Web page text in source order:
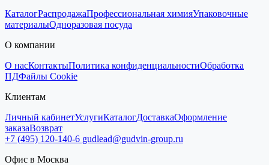
КаталогРаспродажаПрофессиональная химияУпаковочные
материалыОдноразовая посуда
О компании
О насКонтактыПолитика конфиденциальностиОбработка
ПДФайлы Cookie
Клиентам
Личный кабинетУслугиКаталогДоставкаОформление
заказаВозврат
+7 (495) 120-140-6 gudlead@gudvin-group.ru
Офис в Москва